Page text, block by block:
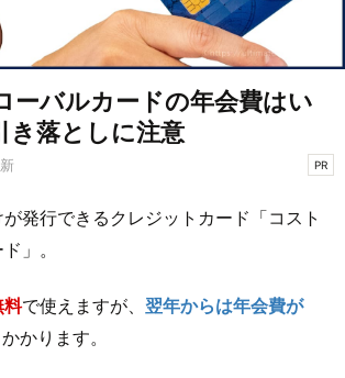
ーバルカードの年会費はい
き落としに注意
PR
発行できるクレジットカード「コスト
」。
料で使えますが、 翌年からは年会費が
かかります。